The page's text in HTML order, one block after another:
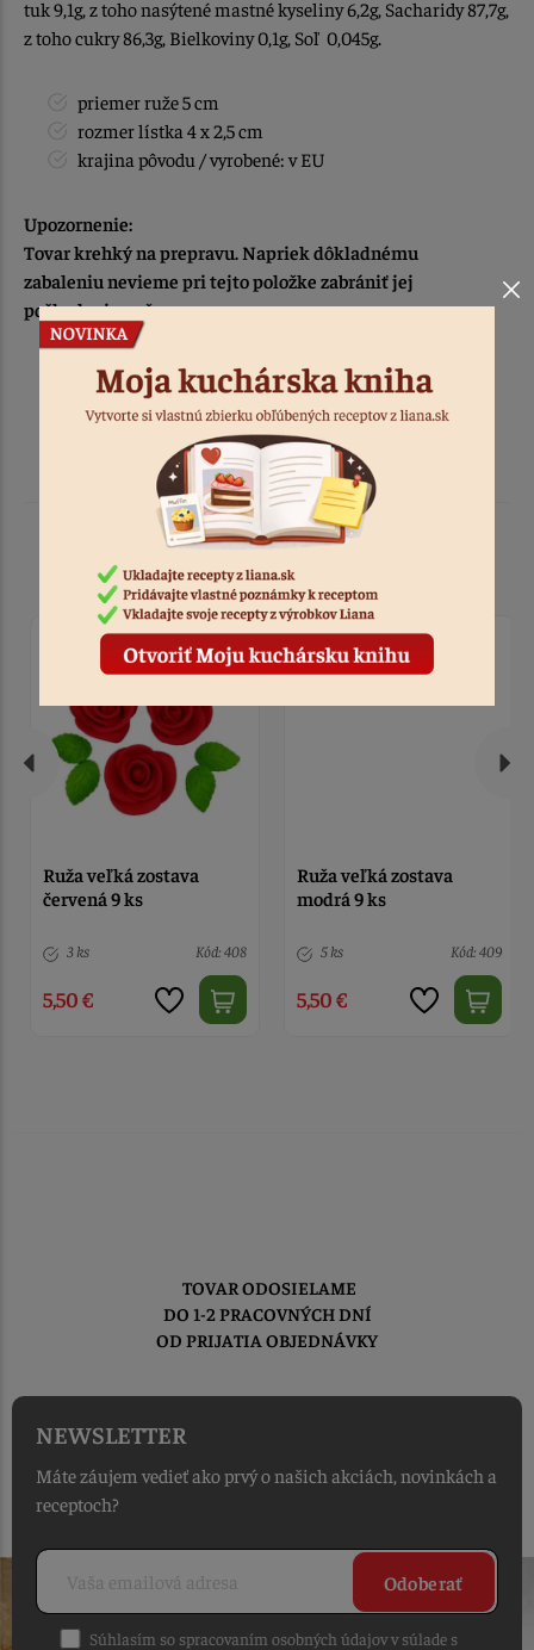
tuk 9,1g, z toho nasýtené mastné kyseliny 6,2g, Sacharidy 87,7g,
z toho cukry 86,3g, Bielkoviny 0,1g, Soľ 0,045g.
priemer ruže 5 cm
rozmer lístka 4 x 2,5 cm
krajina pôvodu / vyrobené: v EU
Upozornenie:
Tovar krehký na prepravu. Napriek dôkladnému
zabaleniu nevieme pri tejto položke zabrániť jej
poškodeniu počas prepravy.
Podobné produkty
Ruža veľká zostava
červená 9 ks
3 ks Kód: 408
5,50 €
Ruža veľká zostava
modrá 9 ks
5 ks Kód: 409
5,50 €
TOVAR ODOSIELAME
DO 1-2 PRACOVNÝCH DNÍ
OD PRIJATIA OBJEDNÁVKY
NEWSLETTER
Máte záujem vedieť ako prvý o našich akciách, novinkách a
receptoch?
Odoberať
Súhlasím so spracovaním osobných údajov v súlade s